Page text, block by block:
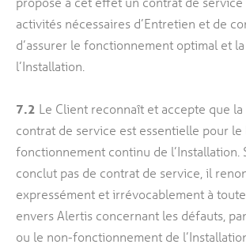
activités nécessaires d’Entretien et de
d’assurer le fonctionnement optimal et
l’Installation.
7.2 Le Client reconnaît et accepte que la
contrat de service est essentielle pour le
fonctionnement continu de l’Installation.
conclut pas de contrat de service, il
expressément et irrévocablement à
envers Alertis concernant les défauts,
ou le non-fonctionnement de